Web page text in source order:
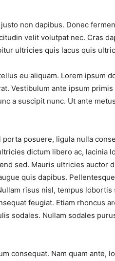
non dapibus. Donec
velit volutpat nec. Cras
ultricies quis lacus quis
eu aliquam. Lorem ipsum
Vestibulum ante ipsum
a suscipit nunc. Ut ante
porta posuere, ligula nulla
dictum libero ac, lacinia
sed. Mauris ultricies auctor
quis dapibus.
risus nisl, tempus
feugiat. Etiam rhoncus
sodales. Nullam sodales
consequat. Nam quam ante,